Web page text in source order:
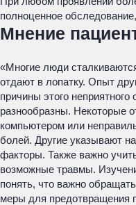
полноценное
Мнение
«Многие люди
отдают в лопатку. Опыт
причины этого
разнообразны. Некоторые
компьютером или
болей. Другие указывают
факторы. Также важно
возможные травмы.
понять, что важно
меры для предотвращения